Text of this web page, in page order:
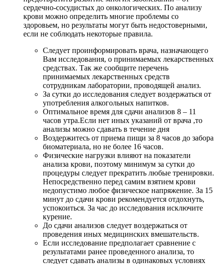
сердечно-сосудистых до онкологических. По анализу
крови можно определить многие проблемы со
здоровьем, но результаты могут быть недостоверными,
если не соблюдать некоторые правила.
Следует проинформировать врача, назначающего
Вам исследования, о принимаемых лекарственных
средствах. Так же сообщите перечень
принимаемых лекарственных средств
сотрудникам лаборатории, проводящей анализ.
За сутки до исследования следует воздержаться от
употребления алкогольных напитков.
Оптимальное время для сдачи анализов 8 – 11
часов утра.Если нет иных указаний от врача ,то
анализы можно сдавать в течение дня
Воздержитесь от приема пищи за 8 часов до забора
биоматериала, но не более 16 часов.
Физические нагрузки влияют на показатели
анализа крови, поэтому минимум за сутки до
процедуры следует прекратить любые тренировки.
Непосредственно перед самим взятием крови
недопустимо любое физическое напряжение. За 15
минут до сдачи крови рекомендуется отдохнуть,
успокоиться. За час до исследования исключите
курение.
До сдачи анализов следует воздержаться от
проведения иных медицинских вмешательств.
Если исследование предполагает сравнение с
результатами ранее проведенного анализа, то
следует сдавать анализы в одинаковых условиях